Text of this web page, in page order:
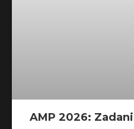
AMP 2026: